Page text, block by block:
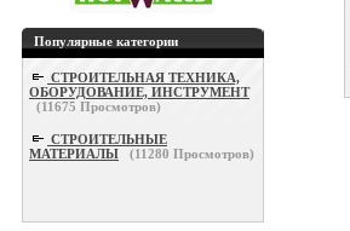
Популярные категории
СТРОИТЕЛЬНАЯ ТЕХНИКА,
ОБОРУДОВАНИЕ, ИНСТРУМЕНТ
(11675 Просмотров)
СТРОИТЕЛЬНЫЕ
МАТЕРИАЛЫ
(11280 Просмотров)